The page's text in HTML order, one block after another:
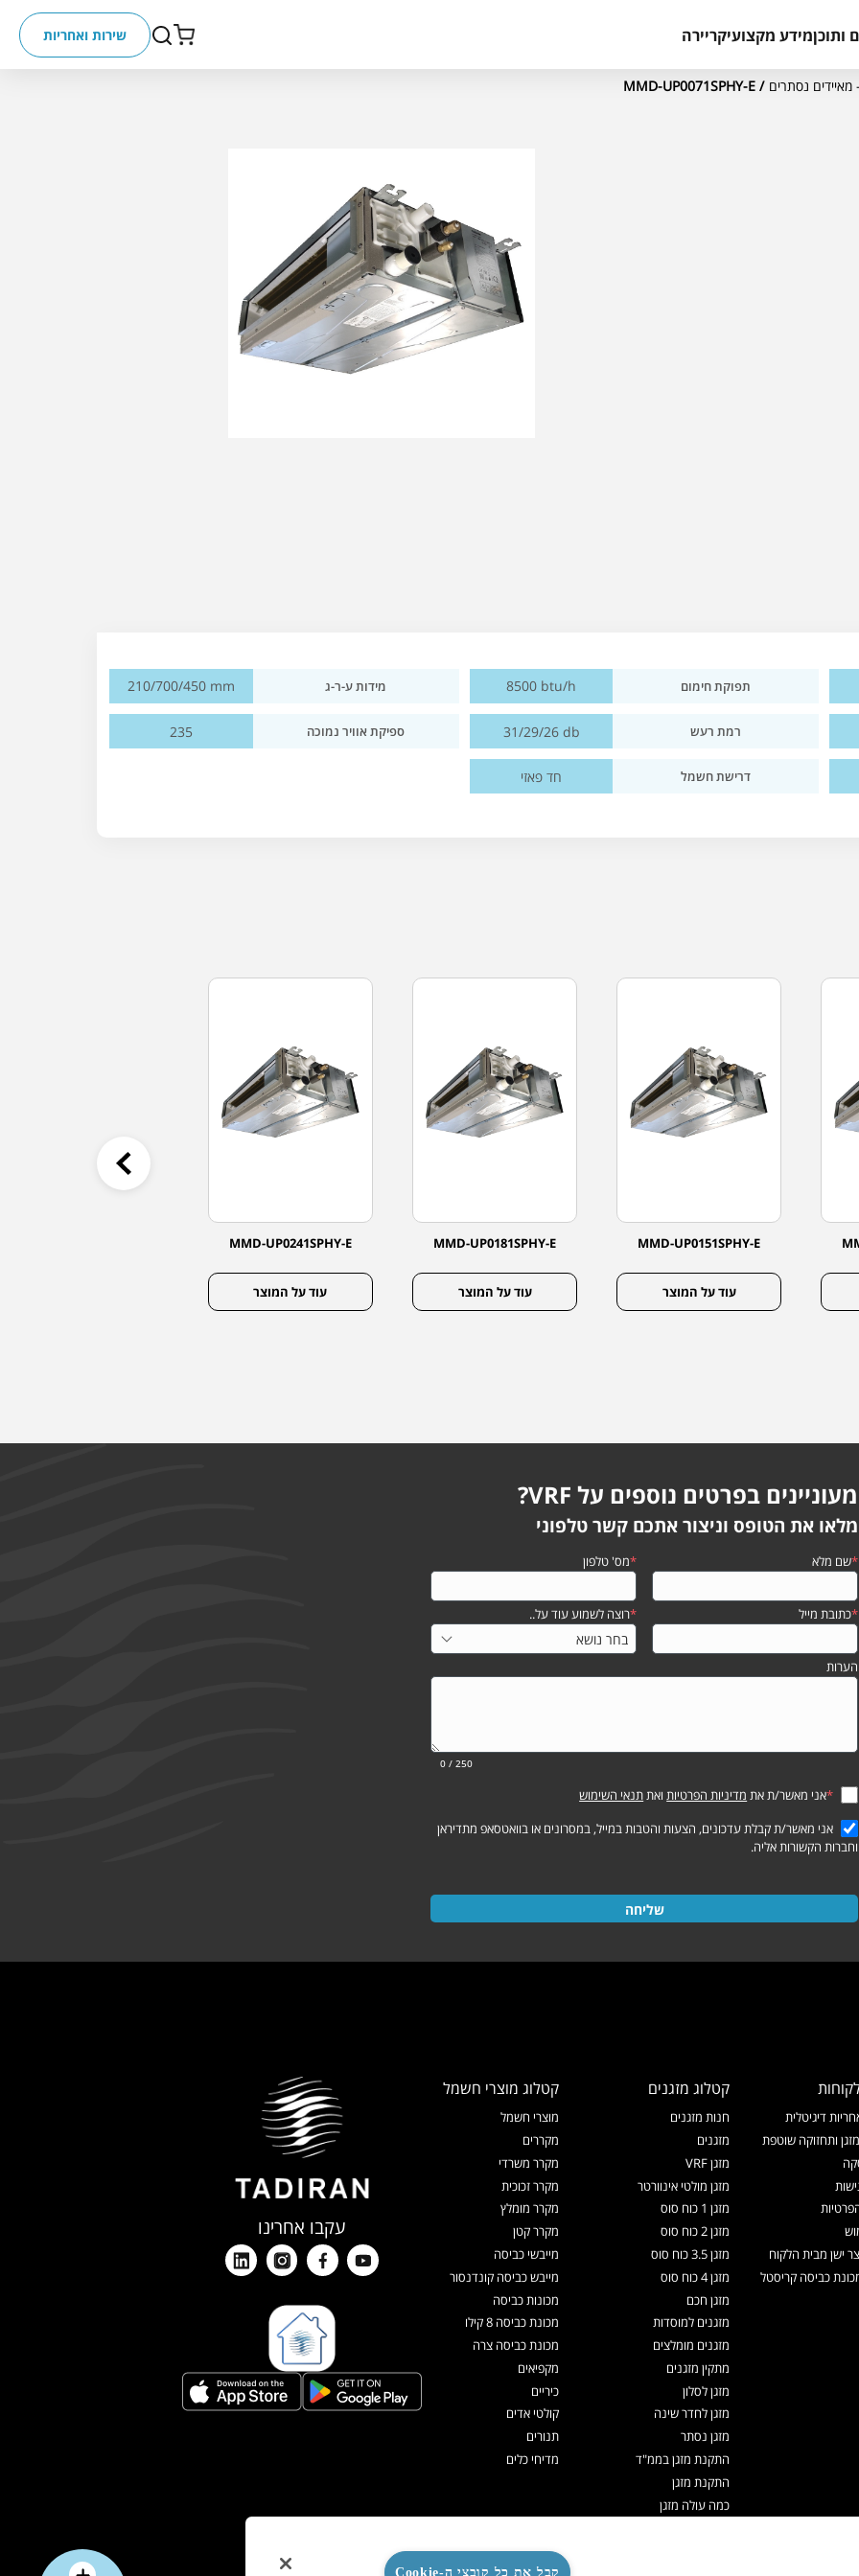
ותוכןמידע מקצועיקריירה שירות ואחריות
/ MMD-UP0071SPHY-E
תפוקת חימום 8500 btu/h מידות ע-ר-ג 210/700/450 mm
רמת רעש 31/29/26 db ספיקת אוויר נמוכה 235
דרישת חשמל חד פאזי
MMD-UP0151SPHY-E
עוד על המוצר
MMD-UP0181SPHY-E
עוד על המוצר
MMD-UP0241SPHY-E
עוד על המוצר
מעוניינים בפרטים נוספים על VRF?
מלאו את הטופס וניצור אתכם קשר טלפוני
*שם מלא *מס' טלפון
*כתובת מייל *רוצה לשמוע עוד על..
הערות
0 / 250
*אני מאשר/ת את מדיניות הפרטיות ואתתנאי השימוש
אני מאשר/ת קבלת עדכונים, הצעות והטבות במייל, במסרונים או בוואטסאפ מתדיראן
וחברות הקשורות אליה.
שליחה
דיגיטלית
ותחזוקה שוטפת
ישן מבית הלקוח
כביסה קריסטל
קטלוג מזגנים
חנות מזגנים
מזגנים
מזגן VRF
מזגן מולטי אינוורטר
מזגן 1 כוח סוס
מזגן 2 כוח סוס
מזגן 3.5 כוח סוס
מזגן 4 כוח סוס
מזגן חכם
מזגנים למוסדות
מזגנים מומלצים
מתקין מזגנים
מזגן לסלון
מזגן לחדר שינה
מזגן נסתר
התקנת מזגן בממ"ד
התקנת מזגן
כמה עולה מזגן
קטלוג מוצרי חשמל
מוצרי חשמל
מקררים
מקרר משרדי
מקרר זכוכית
מקרר מומלץ
מקרר קטן
מייבשי כביסה
מייבש כביסה קונדנסור
מכונות כביסה
מכונת כביסה 8 קילו
מכונת כביסה צרה
מקפיאים
כיריים
קולטי אדים
תנורים
מדיחי כלים
עקבו אחרינו
קבל את כל קובצי ה-Cookie